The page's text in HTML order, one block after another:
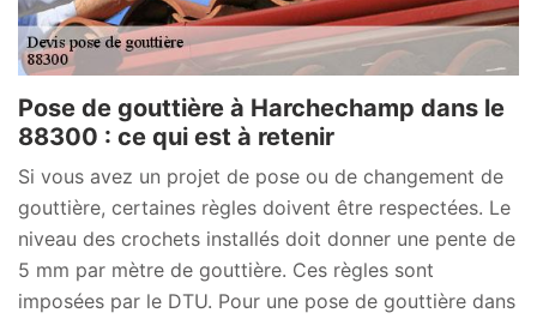
Pose de gouttière à Harchechamp dans le
88300 : ce qui est à retenir
Si vous avez un projet de pose ou de changement de
gouttière, certaines règles doivent être respectées. Le
niveau des crochets installés doit donner une pente de
5 mm par mètre de gouttière. Ces règles sont
imposées par le DTU. Pour une pose de gouttière dans